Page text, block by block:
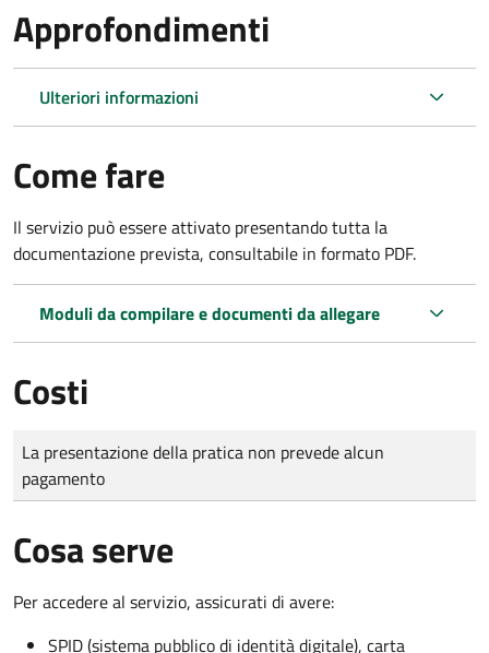
Approfondimenti
Ulteriori informazioni
Come fare
Il servizio può essere attivato presentando tutta la
documentazione prevista, consultabile in formato PDF.
Moduli da compilare e documenti da allegare
Costi
Tipo di pagamento
Importo
La presentazione della pratica non prevede alcun
pagamento
Cosa serve
Per accedere al servizio, assicurati di avere:
SPID (sistema pubblico di identità digitale), carta